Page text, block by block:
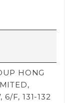
HONG
6/F, 131-132